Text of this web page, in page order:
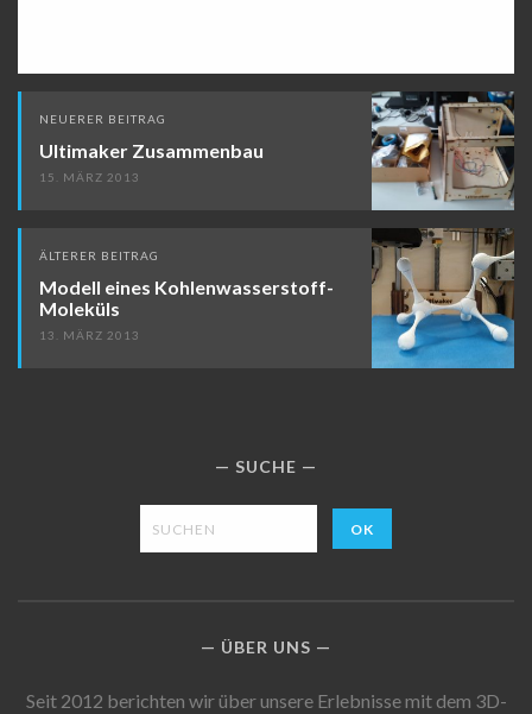
Beitragsnavigation
NEUERER BEITRAG
Ultimaker Zusammenbau
15. MÄRZ 2013
ÄLTERER BEITRAG
Modell eines Kohlenwasserstoff-
Moleküls
13. MÄRZ 2013
SUCHE
ÜBER UNS
Seit 2012 berichten wir über unsere Erlebnisse mit dem 3D-